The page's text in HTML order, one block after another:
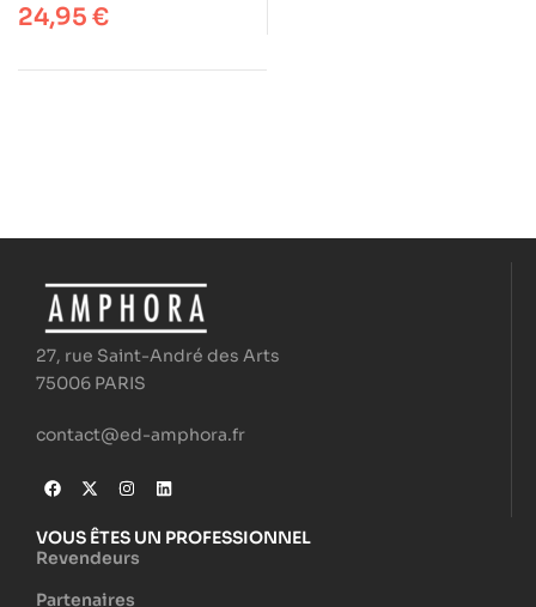
24,95 €
27, rue Saint-André des Arts
75006 PARIS
contact@ed-amphora.fr
VOUS ÊTES UN PROFESSIONNEL
Revendeurs
Partenaires